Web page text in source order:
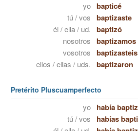
yo bapticé
tú / vos baptizaste
él / ella / ud. baptizó
nosotros baptizamos
vosotros baptizasteis
ellos / ellas / uds. baptizaron
Pretérito Pluscuamperfecto
yo había
tú / vos habías